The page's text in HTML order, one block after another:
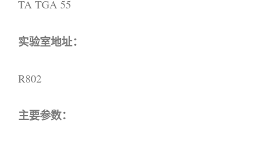
TA TGA 55
实验室地址：
R802
主要参数：